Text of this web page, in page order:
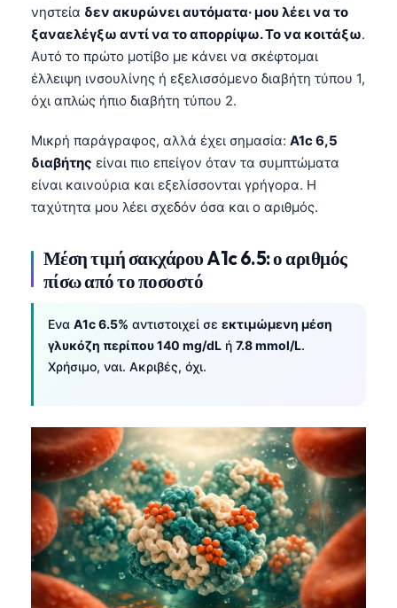
νηστεία δεν ακυρώνει αυτόματα· μου λέει να το
ξαναελέγξω αντί να το απορρίψω. Το να κοιτάξω.
Αυτό το πρώτο μοτίβο με κάνει να σκέφτομαι
έλλειψη ινσουλίνης ή εξελισσόμενο διαβήτη τύπου 1,
όχι απλώς ήπιο διαβήτη τύπου 2.
Μικρή παράγραφος, αλλά έχει σημασία: A1c 6,5
διαβήτης είναι πιο επείγον όταν τα συμπτώματα
είναι καινούρια και εξελίσσονται γρήγορα. Η
ταχύτητα μου λέει σχεδόν όσα και ο αριθμός.
Μέση τιμή σακχάρου A1c 6.5: ο αριθμός
πίσω από το ποσοστό
Ενα A1c 6.5% αντιστοιχεί σε εκτιμώμενη μέση
γλυκόζη περίπου 140 mg/dL ή 7.8 mmol/L.
Χρήσιμο, ναι. Ακριβές, όχι.
ಕನ್ನಡ
മലയാളം
Bahasa Melayu
Tiếng Việt
Tagalog
ไทย
አማርኛ
O‘zbekcha
Қазақ тілі
Suomi
Hrvatski
كوردی‎
پښتو
سنڌي
සිංහල